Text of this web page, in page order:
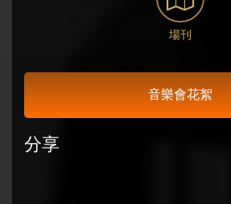
場刊
音樂會花絮
分享